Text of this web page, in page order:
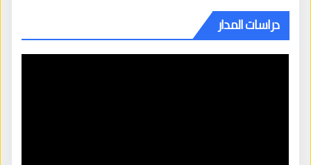
دراسات المدار